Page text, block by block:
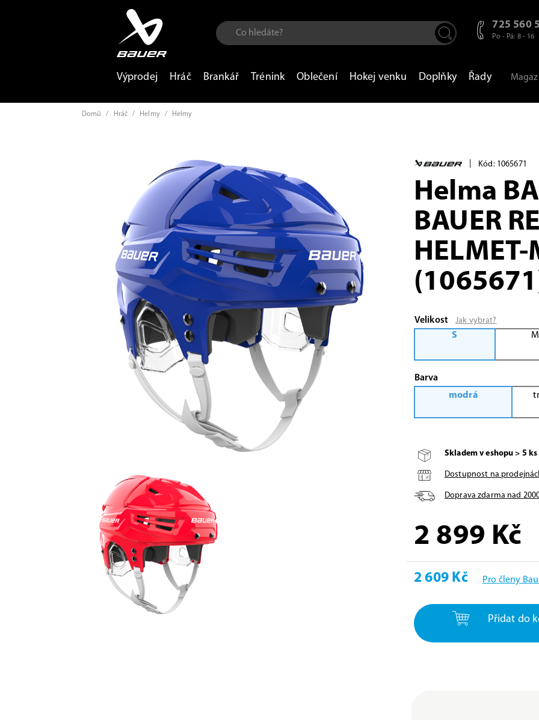
725 560
Po - Pá: 8 - 16
Výprodej Hráč Brankář Trénink Oblečení Hokej venku Doplňky Řady
Domů / Hráč / Helmy / Helmy
Kód: 1065671
Helma
BAUER
HELMET-
Velikost Jak vybrat?
S M
Barva
modrá
Skladem v eshopu > 5 ks
Dostupnost na
Doprava zdarma nad
2 899 Kč
2 609 Kč Pro členy
Přidat do